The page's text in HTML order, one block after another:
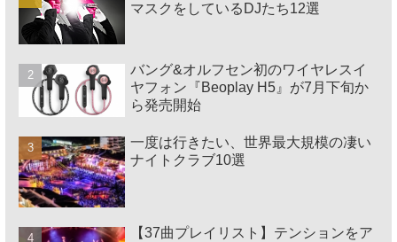
マスクをしているDJたち12選
バング&オルフセン初のワイヤレスイ
ヤフォン『Beoplay H5』が7月下旬か
ら発売開始
一度は行きたい、世界最大規模の凄い
ナイトクラブ10選
【37曲プレイリスト】テンションをア